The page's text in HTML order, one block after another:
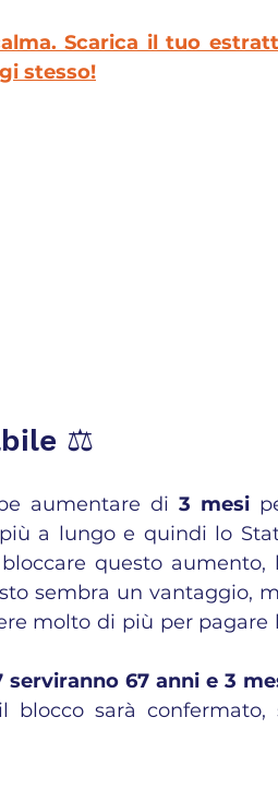
Scarica il tuo
stesso!
⚖️
aumentare di 3 mesi
a lungo e quindi lo
questo aumento,
sembra un vantaggio,
molto di più per pagare
67 anni e 3
blocco sarà confermato,